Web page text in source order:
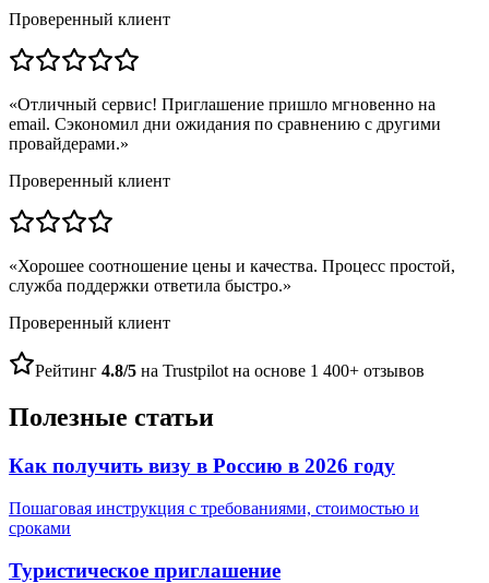
Проверенный клиент
«Отличный сервис! Приглашение пришло мгновенно на
email. Сэкономил дни ожидания по сравнению с другими
провайдерами.»
Проверенный клиент
«Хорошее соотношение цены и качества. Процесс простой,
служба поддержки ответила быстро.»
Проверенный клиент
Рейтинг 4.8/5 на Trustpilot на основе 1 400+ отзывов
Полезные статьи
Как получить визу в Россию в 2026 году
Пошаговая инструкция с требованиями, стоимостью и
сроками
Туристическое приглашение